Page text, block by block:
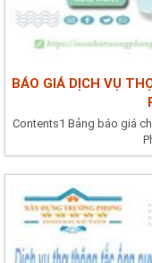
BÁO GIÁ DỊCH VỤ
Contents1 Bảng báo giá